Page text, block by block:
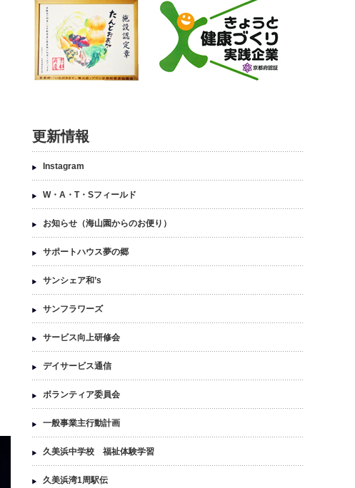
更新情報
Instagram
W・A・T・Sフィールド
お知らせ（海山園からのお便り）
サポートハウス夢の郷
サンシェア和’s
サンフラワーズ
サービス向上研修会
デイサービス通信
ボランティア委員会
一般事業主行動計画
久美浜中学校 福祉体験学習
久美浜湾1周駅伝